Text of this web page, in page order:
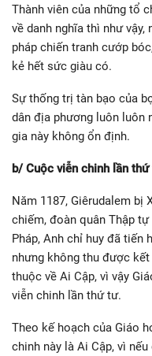
Thành viên của những tổ
về danh nghĩa thì như
pháp chiến tranh cướp
kẻ hết sức giàu có.
Sự thống trị tàn bạo của
dân địa phương luôn luôn
gia này không ổn định.
b/ Cuộc viễn chinh lần
Năm 1187, Giêrudalem bị
chiếm, đoàn quân Thập
Pháp, Anh chỉ huy đã tiến
nhưng không thu được
thuộc về Ai Cập, vì vậy
viễn chinh lần thứ tư.
Theo kế hoạch của Giáo
chinh này là Ai Cập, vì